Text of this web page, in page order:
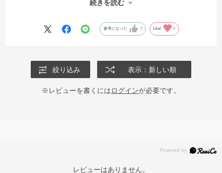
次もまた、NARUMIさんで新しいティーカップを買おうと思います。
可愛いティーカップをありがとうございました！
続きを読む
参考になった 0 Like! 0
絞り込み 表示：新しい順
※レビューを書くにはログインが必要です。
レビューはありません。